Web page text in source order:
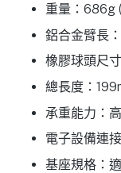
重量：686g
鋁合金臂長
橡膠球頭尺
總長度：
承重能力：
電子設備連
基座規格：